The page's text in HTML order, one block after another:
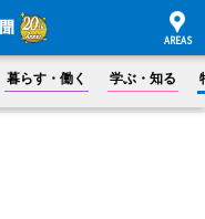
暮らす・働く 学ぶ・知る